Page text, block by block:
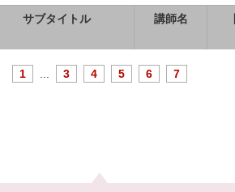
サブタイトル 講師名
1 3 4 5 6 7